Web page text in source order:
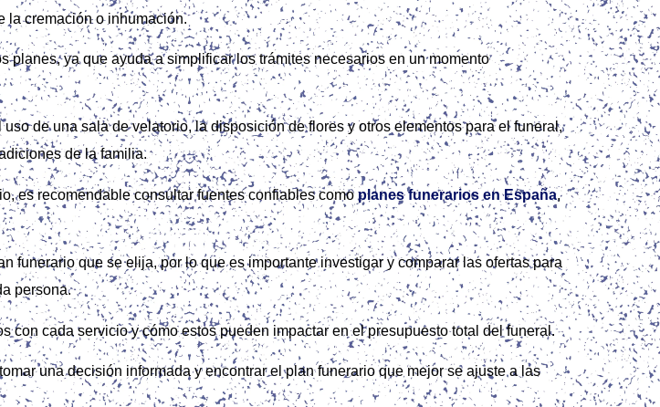
la cremación o inhumación.
ya que ayuda a simplificar los trámites necesarios en un momento
de una sala de velatorio, la disposición de flores y otros elementos para el funeral,
de la familia.
es recomendable consultar fuentes confiables como planes funerarios en España,
funerario que se elija, por lo que es importante investigar y comparar las ofertas para
persona.
cada servicio y cómo estos pueden impactar en el presupuesto total del funeral.
una decisión informada y encontrar el plan funerario que mejor se ajuste a las